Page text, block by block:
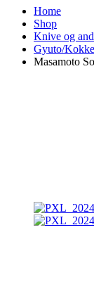
Home
Shop
Knive og
Gyuto/
Masamoto